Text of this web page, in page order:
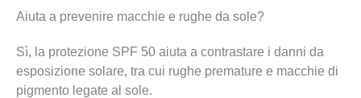
Aiuta a prevenire macchie e rughe da sole?
Sì, la protezione SPF 50 aiuta a contrastare i danni da
esposizione solare, tra cui rughe premature e macchie di
pigmento legate al sole.